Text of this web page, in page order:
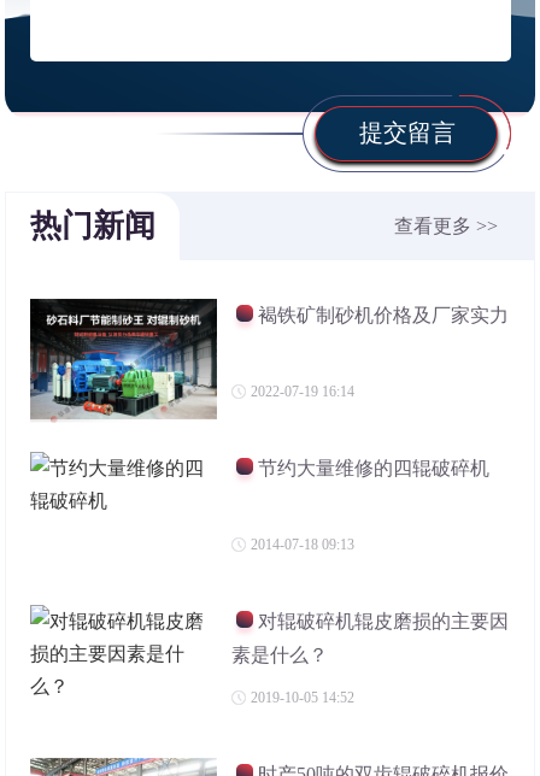
提交留言
热门新闻 查看更多 >>
褐铁矿制砂机价格及厂家实力
2022-07-19 16:14
节约大量维修的四辊破碎机
2014-07-18 09:13
对辊破碎机辊皮磨损的主要因
素是什么？
2019-10-05 14:52